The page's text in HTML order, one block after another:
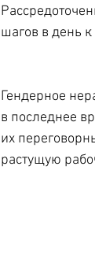
шагов в день
Гендерное
в последнее
их
растущую